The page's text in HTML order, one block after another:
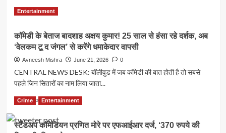
दुनिया,
से
फ्लिपकार्ट
तक
दोस्ती
से
खड़ी
अरबों
की
कंपनियां
Read MoreRead
more
IPL
की
‘नेशनल
काव्या
मारन
शादी
बीच
Entertainment
कॉमेडी के बेताज बादशाह अक्षय कुमार! 25 साल से हंसा रहे दर्शक, अब
‘वेलकम टू द जंगल’ से करेंगे धमाकेदार वापसी
Avneesh Mishra June 21, 2026 0
CENTRAL NEWS DESK: बॉलीवुड में जब कॉमेडी की बात होती है तो सबसे
पहले जिन सितारों का नाम लिया जाता...
Read MoreRead
more
about
कॉमेडी
Crime Entertainment
स्टैंडअप कॉमेडियन प्रणित मोरे पर एफआईआर दर्ज, ‘370 रुपये की